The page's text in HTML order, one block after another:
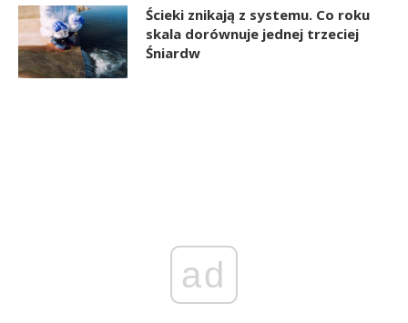
Ścieki znikają z systemu. Co roku
skala dorównuje jednej trzeciej
Śniardw
ad